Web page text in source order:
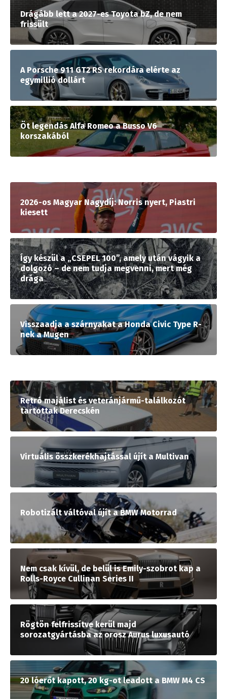
Drágább lett a 2027-es Toyota bZ, de nem
frissült
A Porsche 911 GT2 RS rekordára elérte az
egymillió dollárt
Öt legendás Alfa Romeo a Busso V6
korszakából
2026-os Magyar Nagydíj: Norris nyert, Piastri
kiesett
Így készül a „CSEPEL 100”, amely után vágyik a
dolgozó – de nem tudja megvenni, mert még
drága
Visszaadja a szárnyakat a Honda Civic Type R-
nek a Mugen
Retró majálist és veteránjármű-találkozót
tartottak Derecskén
Virtuális összkerékhajtással újít a Multivan
Robotizált váltóval újít a BMW Motorrad
Nem csak kívül, de belül is Emily-szobrot kap a
Rolls-Royce Cullinan Series II
Rögtön felfrissítve kerül majd
sorozatgyártásba az orosz Aurus luxusautó
20 lóerőt kapott, 20 kg-ot leadott a BMW M4 CS